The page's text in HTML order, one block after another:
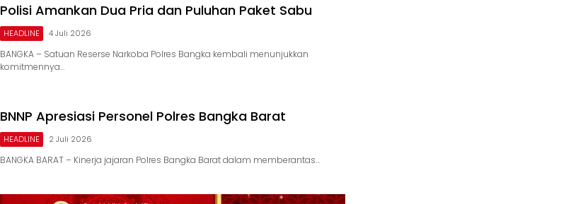
Polisi Amankan Dua Pria dan Puluhan Paket Sabu
HEADLINE 4 Juli 2026
BANGKA – Satuan Reserse Narkoba Polres Bangka kembali menunjukkan
komitmennya…
BNNP Apresiasi Personel Polres Bangka Barat
HEADLINE 2 Juli 2026
BANGKA BARAT – Kinerja jajaran Polres Bangka Barat dalam memberantas…